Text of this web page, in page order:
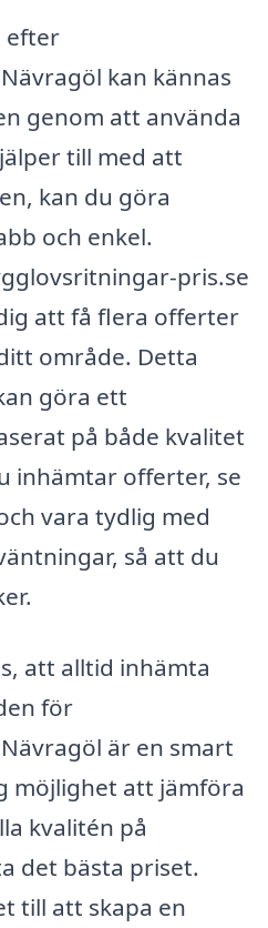
efter
kan kännas
genom att använda
till med att
kan du göra
och enkel.
pris.se
att få flera offerter
område. Detta
göra ett
på både kvalitet
inhämtar offerter, se
vara tydlig med
så att du
att alltid inhämta
för
är en smart
möjlighet att jämföra
kvalitén på
det bästa priset.
till att skapa en